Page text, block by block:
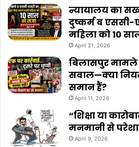
न्यायालय का
दुष्कर्म व
महिला को 10
April 21, 2026
बिलासपुर मामले
सवाल—क्या
समान हैं?
April 11, 2026
“शिक्षा या
मनमानी से
April 9, 2026